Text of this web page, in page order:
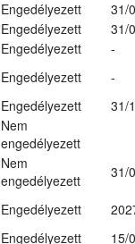
Engedélyezett
31/
Engedélyezett
31/
Engedélyezett
-
Engedélyezett
-
Engedélyezett
31/
Nem
engedélyezett
Nem
engedélyezett
31/
Engedélyezett
Engedélyezett
15/